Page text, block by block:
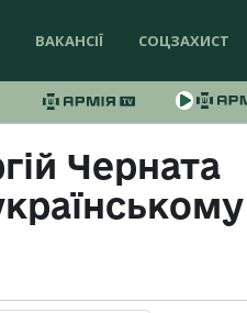
ВАКАНСІЇ СОЦЗАХИСТ
Черната